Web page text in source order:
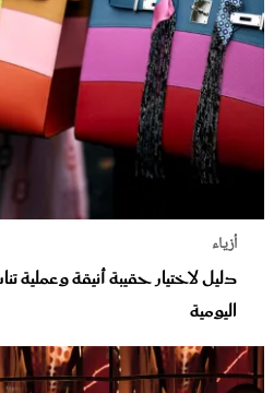
أزياء
دليل لاختيار حقيبة أنيقة وعملية
اليومية